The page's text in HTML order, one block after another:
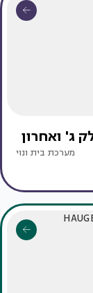
מערכת בית ונוי